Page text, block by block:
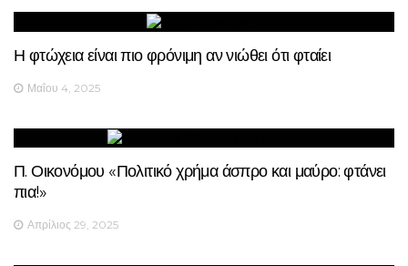
Η φτώχεια είναι πιο φρόνιμη αν νιώθει ότι φταίει
Μαΐου 4, 2025
Π. Οικονόμου «Πολιτικό χρήμα άσπρο και μαύρο: φτάνει
πια!»
Απρίλιος 29, 2025